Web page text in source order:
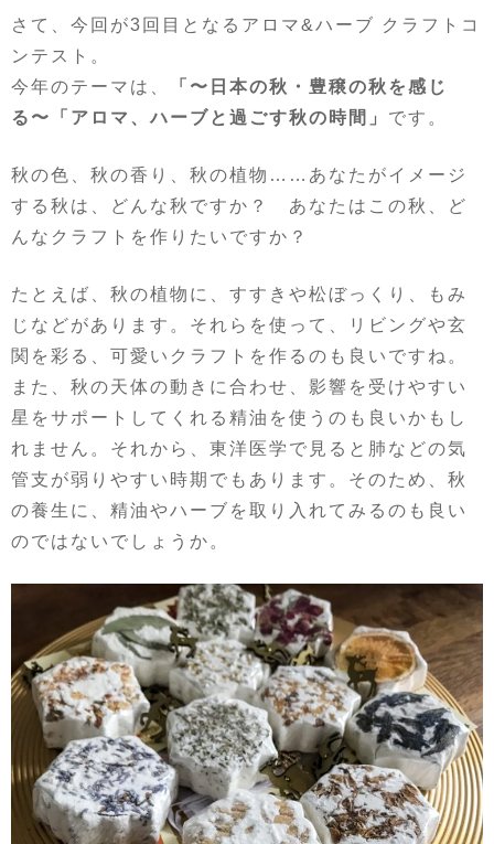
さて、今回が3回目となるアロマ&ハーブ クラフトコ
ンテスト。
今年のテーマは、
「〜日本の秋・豊穣の秋を感じ
る〜「アロマ、ハーブと過ごす秋の時間」 です。
秋の色、秋の香り、秋の植物……あなたがイメージ
する秋は、どんな秋ですか？ あなたはこの秋、ど
んなクラフトを作りたいですか？
たとえば、秋の植物に、すすきや松ぼっくり、もみ
じなどがあります。それらを使って、リビングや玄
関を彩る、可愛いクラフトを作るのも良いですね。
また、秋の天体の動きに合わせ、影響を受けやすい
星をサポートしてくれる精油を使うのも良いかもし
れません。それから、東洋医学で見ると肺などの気
管支が弱りやすい時期でもあります。そのため、秋
の養生に、精油やハーブを取り入れてみるのも良い
のではないでしょうか。